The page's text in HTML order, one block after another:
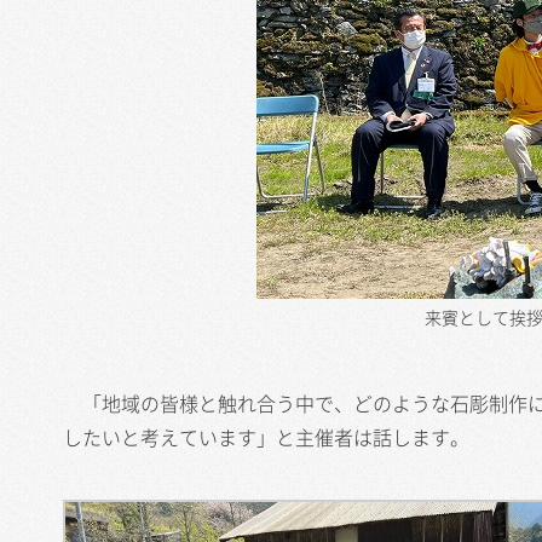
来賓として挨
「地域の皆様と触れ合う中で、どのような石彫制作
したいと考えています」と主催者は話します。